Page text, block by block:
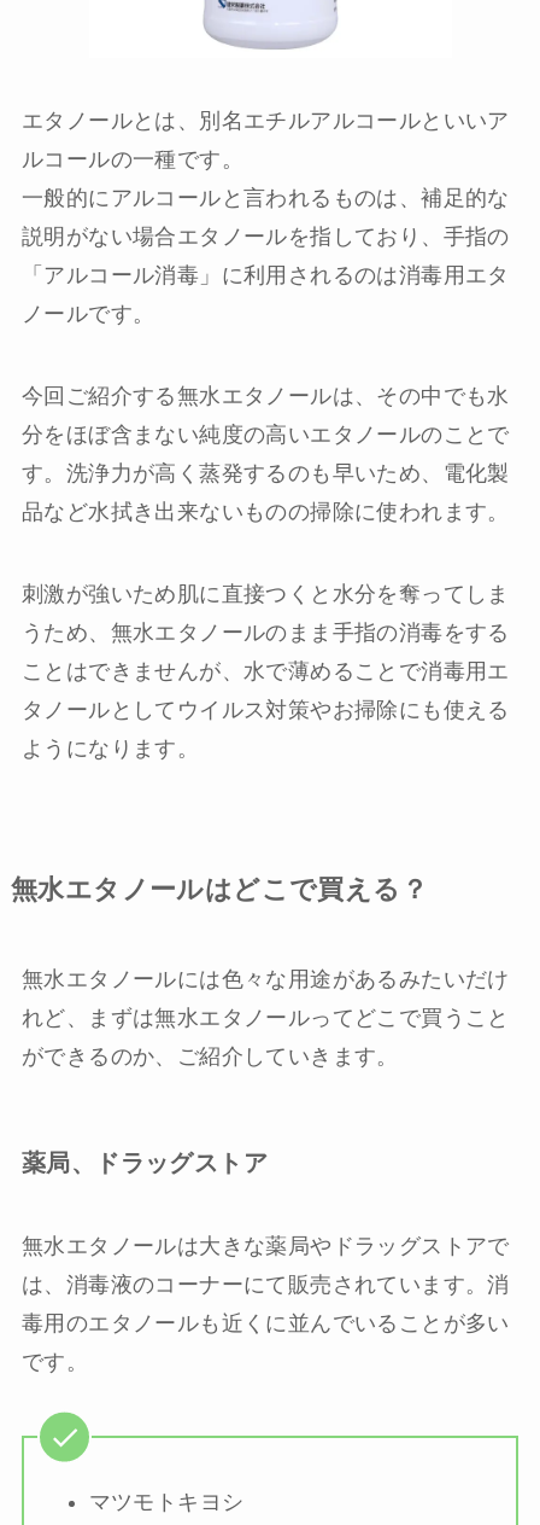
エタノールとは、別名エチルアルコールといいア
ルコールの一種です。
一般的にアルコールと言われるものは、補足的な
説明がない場合エタノールを指しており、手指の
「アルコール消毒」に利用されるのは消毒用エタ
ノールです。
今回ご紹介する無水エタノールは、その中でも水
分をほぼ含まない純度の高いエタノールのことで
す。洗浄力が高く蒸発するのも早いため、電化製
品など水拭き出来ないものの掃除に使われます。
刺激が強いため肌に直接つくと水分を奪ってしま
うため、無水エタノールのまま手指の消毒をする
ことはできませんが、水で薄めることで消毒用エ
タノールとしてウイルス対策やお掃除にも使える
ようになります。
無水エタノールはどこで買える？
無水エタノールには色々な用途があるみたいだけ
れど、まずは無水エタノールってどこで買うこと
ができるのか、ご紹介していきます。
薬局、ドラッグストア
無水エタノールは大きな薬局やドラッグストアで
は、消毒液のコーナーにて販売されています。消
毒用のエタノールも近くに並んでいることが多い
です。
マツモトキヨシ